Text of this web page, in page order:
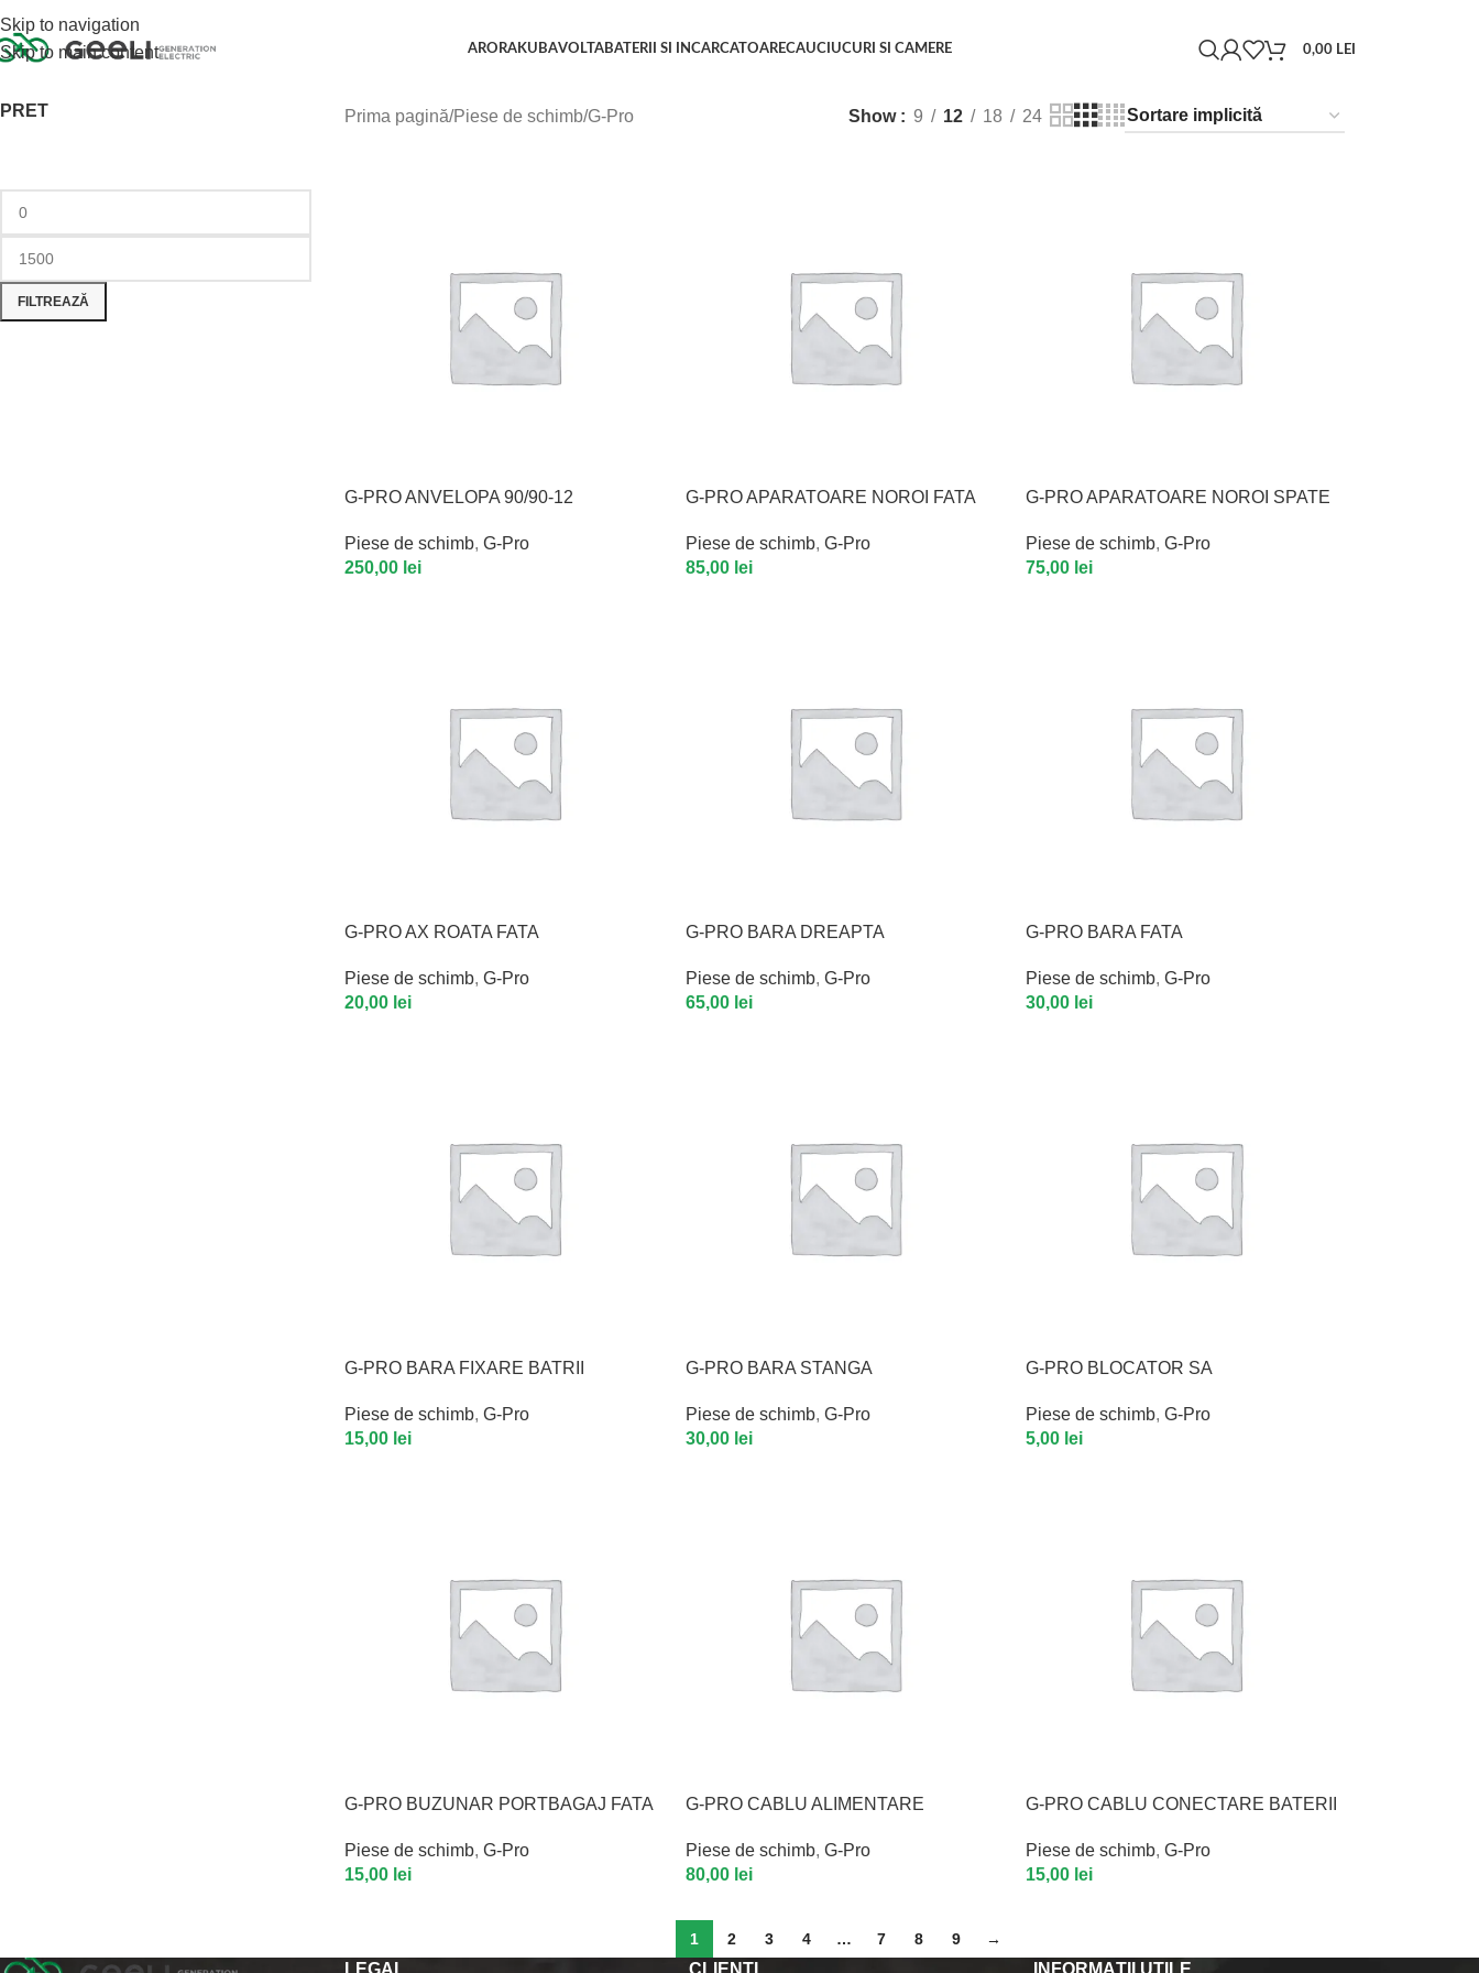
Skip to navigation
Skip to main content
ARORAKUBAVOLTABATERII SI INCARCATOARECAUCIUCURI SI CAMERE 0,00 LEI
PRET
FILTREAZĂ
Prima pagină Piese de schimb G-Pro Show 9 12 18 24
G-PRO ANVELOPA 90/90-12
Piese de schimb, G-Pro
250,00 lei
G-PRO APARATOARE NOROI FATA
Piese de schimb, G-Pro
85,00 lei
G-PRO APARATOARE NOROI SPATE
Piese de schimb, G-Pro
75,00 lei
G-PRO AX ROATA FATA
Piese de schimb, G-Pro
20,00 lei
G-PRO BARA DREAPTA
Piese de schimb, G-Pro
65,00 lei
G-PRO BARA FATA
Piese de schimb, G-Pro
30,00 lei
G-PRO BARA FIXARE BATRII
Piese de schimb, G-Pro
15,00 lei
G-PRO BARA STANGA
Piese de schimb, G-Pro
30,00 lei
G-PRO BLOCATOR SA
Piese de schimb, G-Pro
5,00 lei
G-PRO BUZUNAR PORTBAGAJ FATA
Piese de schimb, G-Pro
15,00 lei
G-PRO CABLU ALIMENTARE
Piese de schimb, G-Pro
80,00 lei
G-PRO CABLU CONECTARE BATERII
Piese de schimb, G-Pro
15,00 lei
1 2 3 4 … 7 8 9 →
LEGAL CLIENȚI INFORMAȚII UTILE